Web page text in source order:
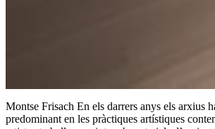
Montse Frisach En els darrers anys els arxius
predominant en les pràctiques artístiques